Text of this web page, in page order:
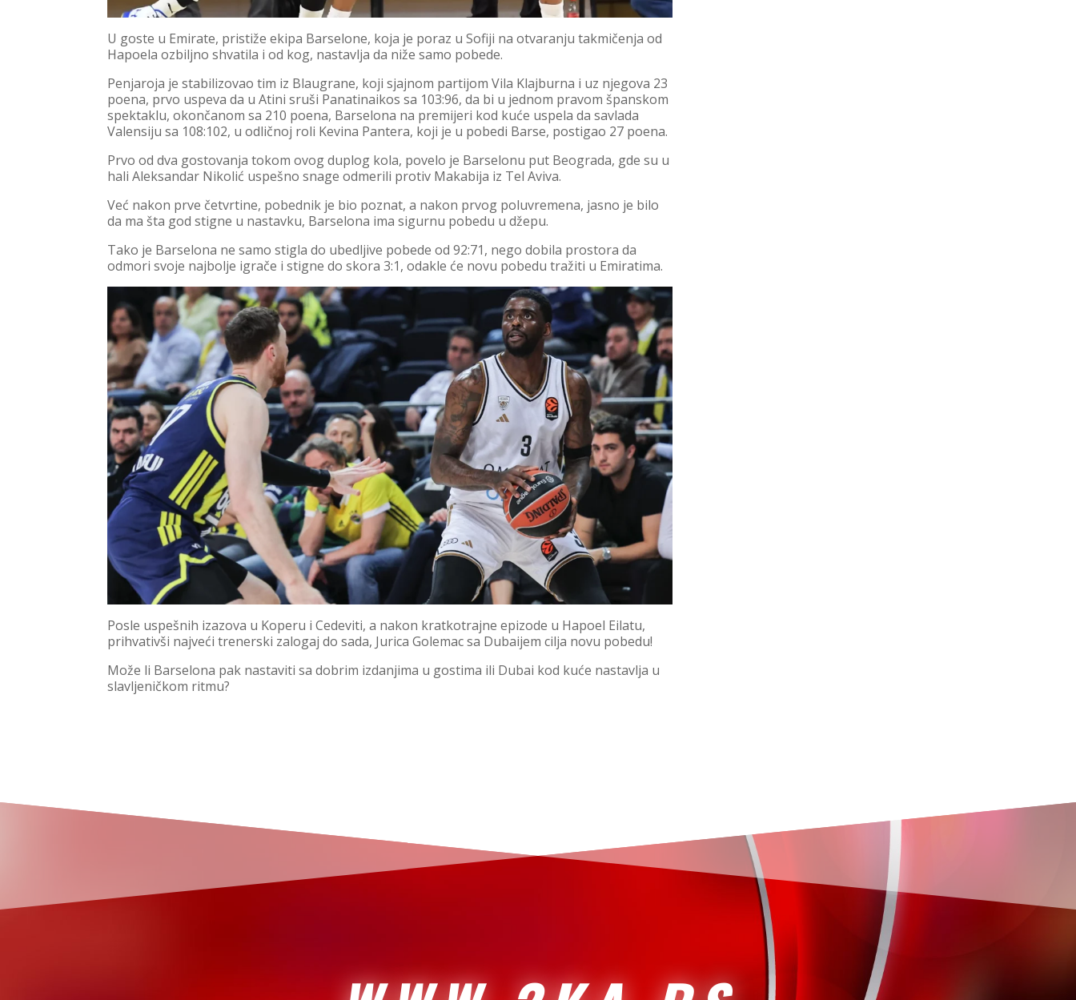
U goste u Emirate, pristiže ekipa Barselone, koja je poraz u Sofiji na otvaranju takmičenja od
Hapoela ozbiljno shvatila i od kog, nastavlja da niže samo pobede.
Penjaroja je stabilizovao tim iz Blaugrane, koji sjajnom partijom Vila Klajburna i uz njegova 23
poena, prvo uspeva da u Atini sruši Panatinaikos sa 103:96, da bi u jednom pravom španskom
spektaklu, okončanom sa 210 poena, Barselona na premijeri kod kuće uspela da savlada
Valensiju sa 108:102, u odličnoj roli Kevina Pantera, koji je u pobedi Barse, postigao 27 poena.
Prvo od dva gostovanja tokom ovog duplog kola, povelo je Barselonu put Beograda, gde su u
hali Aleksandar Nikolić uspešno snage odmerili protiv Makabija iz Tel Aviva.
Već nakon prve četvrtine, pobednik je bio poznat, a nakon prvog poluvremena, jasno je bilo
da ma šta god stigne u nastavku, Barselona ima sigurnu pobedu u džepu.
Tako je Barselona ne samo stigla do ubedljive pobede od 92:71, nego dobila prostora da
odmori svoje najbolje igrače i stigne do skora 3:1, odakle će novu pobedu tražiti u Emiratima.
Posle uspešnih izazova u Koperu i Cedeviti, a nakon kratkotrajne epizode u Hapoel Eilatu,
prihvativši najveći trenerski zalogaj do sada, Jurica Golemac sa Dubaijem cilja novu pobedu!
Može li Barselona pak nastaviti sa dobrim izdanjima u gostima ili Dubai kod kuće nastavlja u
slavljeničkom ritmu?